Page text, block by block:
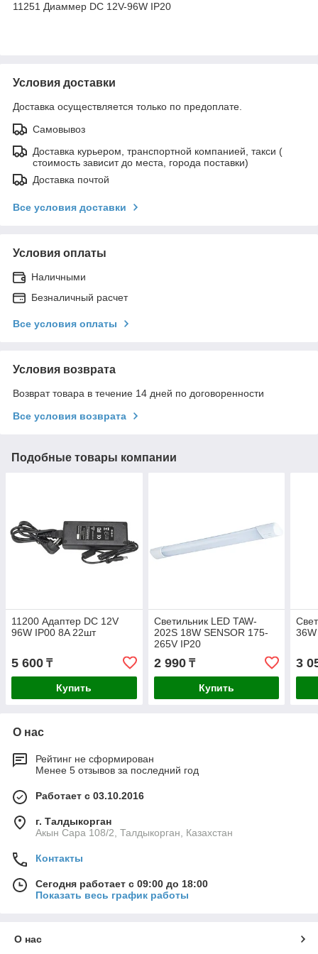
11251 Диаммер DC 12V-96W IP20
Условия доставки
Доставка осуществляется только по предоплате.
Самовывоз
Доставка курьером, транспортной компанией, такси (
стоимость зависит до места, города поставки)
Доставка почтой
Все условия доставки
Условия оплаты
Наличными
Безналичный расчет
Все условия оплаты
Условия возврата
Возврат товара в течение 14 дней по договоренности
Все условия возврата
Подобные товары компании
11200 Адаптер DC 12V
96W IP00 8A 22шт
5 600 ₸
Купить
Светильник LED TAW-
202S 18W SENSOR 175-
265V IP20
2 990₸
Купить
3
О нас
Рейтинг не сформирован
Менее 5 отзывов за последний год
Работает с 03.10.2016
г. Талдыкорган
Акын Сара 108/2, Талдыкорган, Казахстан
Контакты
Сегодня работает с 09:00 до 18:00
Показать весь график работы
О нас